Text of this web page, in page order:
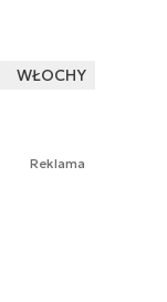
WŁOCHY
Reklama